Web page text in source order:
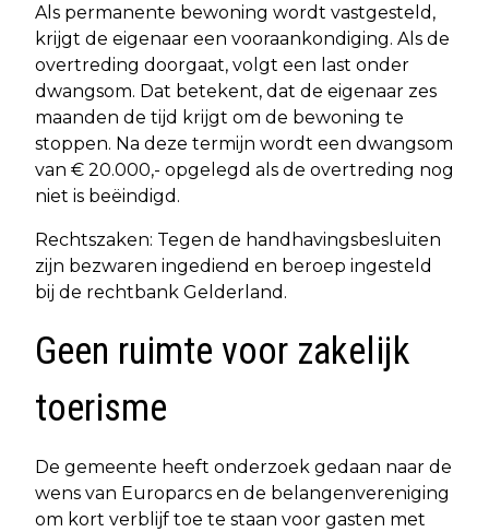
Als permanente bewoning wordt vastgesteld,
krijgt de eigenaar een vooraankondiging. Als de
overtreding doorgaat, volgt een last onder
dwangsom. Dat betekent, dat de eigenaar zes
maanden de tijd krijgt om de bewoning te
stoppen. Na deze termijn wordt een dwangsom
van € 20.000,- opgelegd als de overtreding nog
niet is beëindigd.
Rechtszaken: Tegen de handhavingsbesluiten
zijn bezwaren ingediend en beroep ingesteld
bij de rechtbank Gelderland.
Geen ruimte voor zakelijk
toerisme
De gemeente heeft onderzoek gedaan naar de
wens van Europarcs en de belangenvereniging
om kort verblijf toe te staan voor gasten met